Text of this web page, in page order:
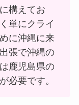
構えてお
単にクライ
に沖縄に来
張で沖縄の
鹿児島県の
必要です。